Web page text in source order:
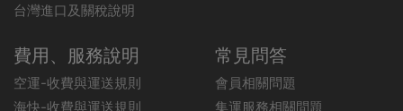
台灣進口及關稅說明
費用、服務說明
空運-收費與運送規則
海快-收費與運送規則
常見問答
會員相關問題
集運服務相關問題